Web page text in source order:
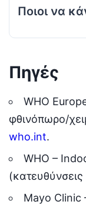
Ποιοι να
Πηγές
WHO
φθινόπωρο/
who.int.
WHO –
Mayo Clinic